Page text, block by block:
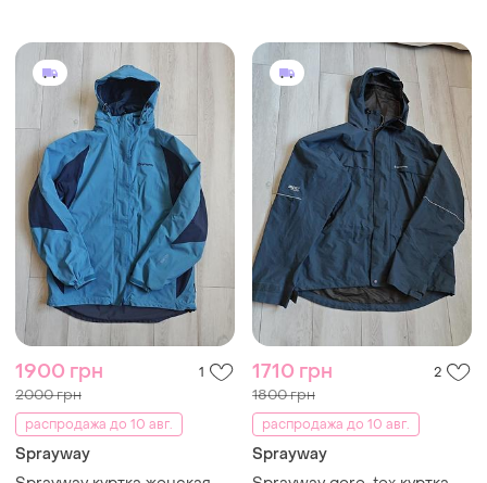
1900 грн 1
2000 грн
распродажа до 10 авг.
Sprayway
1710 грн 2
1800 грн
распродажа до 10 авг.
Sprayway